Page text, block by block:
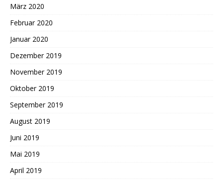
März 2020
Februar 2020
Januar 2020
Dezember 2019
November 2019
Oktober 2019
September 2019
August 2019
Juni 2019
Mai 2019
April 2019